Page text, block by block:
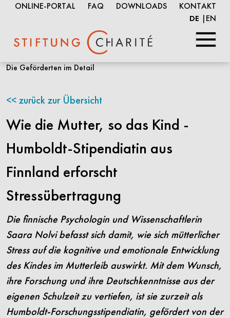
zum
ONLINE-PORTAL FAQ DOWNLOADS KONTAKT
DE EN
Die Geförderten im Detail
zurück zur Übersicht
Wie die Mutter, so das Kind -
Humboldt-Stipendiatin aus
Finnland erforscht
Stressübertragung
Die finnische Psychologin und Wissenschaftlerin
Saara Nolvi befasst sich damit, wie sich mütterlicher
Stress auf die kognitive und emotionale Entwicklung
des Kindes im Mutterleib auswirkt. Mit dem Wunsch,
ihre Forschung und ihre Deutschkenntnisse aus der
eigenen Schulzeit zu vertiefen, ist sie zurzeit als
Humboldt-Forschungsstipendiatin, gefördert von der